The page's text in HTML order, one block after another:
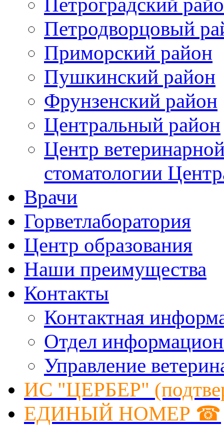
Петродворцовый
Приморский район
Пушкинский район
Фрунзенский район
Цeнтральный район
Центр
стоматологии
Врачи
Горветлаборатория
Центр образования
Наши преимущества
Контакты
Контактная
Отдел
Управление
ИС "ЦЕРБЕР"
ЕДИНЫЙ НОМЕР ☎